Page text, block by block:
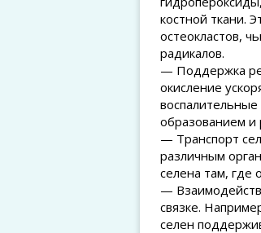
костной ткани.
остеокластов,
радикалов.
— Поддержка
окисление
образованием и
— Транспорт
различным
селена там, где
—
связке.
селен